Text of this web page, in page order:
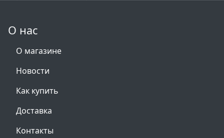
О нас
О магазине
Новости
Как купить
Доставка
Контакты